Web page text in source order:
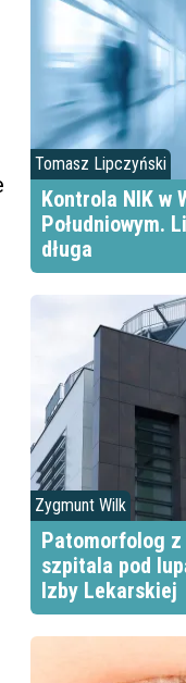
Tomasz Lipczyński
Kontrola NIK w
Południowym.
długa
Zygmunt Wilk
Patomorfolog
szpitala pod
Izby Lekarskiej